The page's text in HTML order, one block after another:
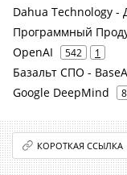
Dahua Technology -
Программный
OpenAI 542 1
Базальт СПО -
Google DeepMind
КОРОТКАЯ ССЫЛКА